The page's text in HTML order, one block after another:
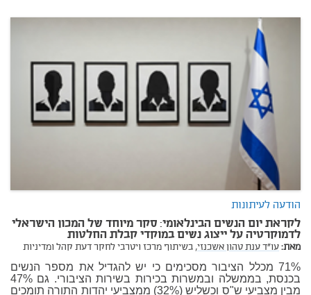
הודעה לעיתונות
לקראת יום הנשים הבינלאומי: סקר מיוחד של המכון הישראלי
לדמוקרטיה על ייצוג נשים במוקדי קבלת החלטות
מאת:עו"ד ענת טהון אשכנזי, בשיתוף מרכז ויטרבי לחקר דעת קהל ומדיניות
71% מכלל הציבור מסכימים כי יש להגדיל את מספר הנשים
בכנסת, בממשלה ובמשרות בכירות בשירות הציבורי. גם 47%
מבין מצביעי ש"ס וכשליש (32%) ממצביעי יהדות התורה תומכים